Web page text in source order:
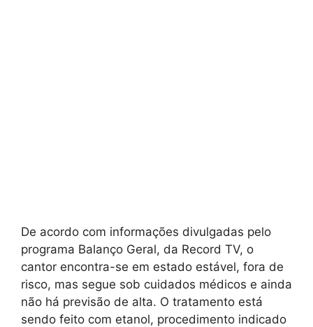
De acordo com informações divulgadas pelo
programa Balanço Geral, da Record TV, o
cantor encontra-se em estado estável, fora de
risco, mas segue sob cuidados médicos e ainda
não há previsão de alta. O tratamento está
sendo feito com etanol, procedimento indicado